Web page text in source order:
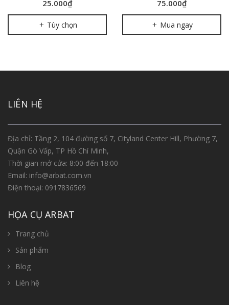
25.000₫
Tùy chọn
75.000₫
Mua ngay
LIÊN HỆ
Địa chỉ: Tầng 2, 104 đường số 7, Cityland Center Hill, Phường 7,
Quận Gò Vấp, TP Hồ Chí Minh,
Thời gian mở cửa: 8:00 đến 18:00
Email: info@arbat.com.vn
Điện thoại: 0917836569
HỌA CỤ ARBAT
Trang chủ
Sản phẩm
Blog
Liên hệ